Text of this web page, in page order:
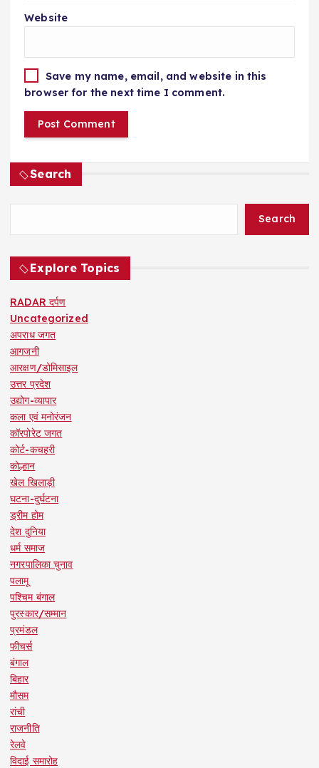
Website
Save my name, email, and website in this
browser for the next time I comment.
Search
Search
Explore Topics
RADAR दर्पण
Uncategorized
अपराध जगत
आगजनी
आरक्षण/डोमिसाइल
उत्तर प्रदेश
उद्योग-व्यापार
कला एवं मनोरंजन
कॉरपोरेट जगत
कोर्ट-कचहरी
कोल्हान
खेल खिलाड़ी
घटना-दुर्घटना
ड्रीम होम
देश दुनिया
धर्म समाज
नगरपालिका चुनाव
पलामू
पश्चिम बंगाल
पुरस्कार/सम्मान
प्रमंडल
फीचर्स
बंगाल
बिहार
मौसम
रांची
राजनीति
रेलवे
विदाई समारोह